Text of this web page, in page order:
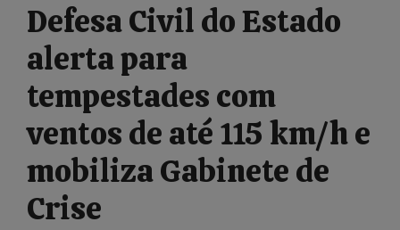
Defesa Civil do Estado
alerta para
tempestades com
ventos de até 115 km/h e
mobiliza Gabinete de
Crise